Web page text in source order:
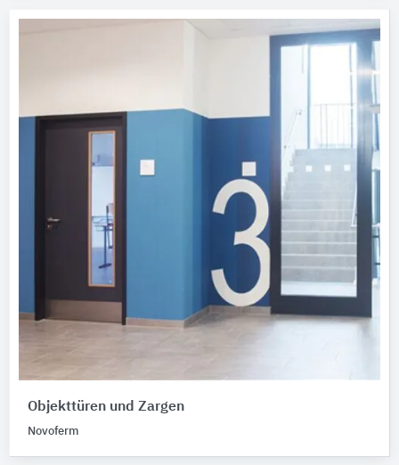
Objekttüren und Zargen
Novoferm